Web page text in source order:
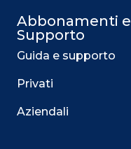
Abbonamenti e
Supporto
Guida e supporto
Privati
Aziendali